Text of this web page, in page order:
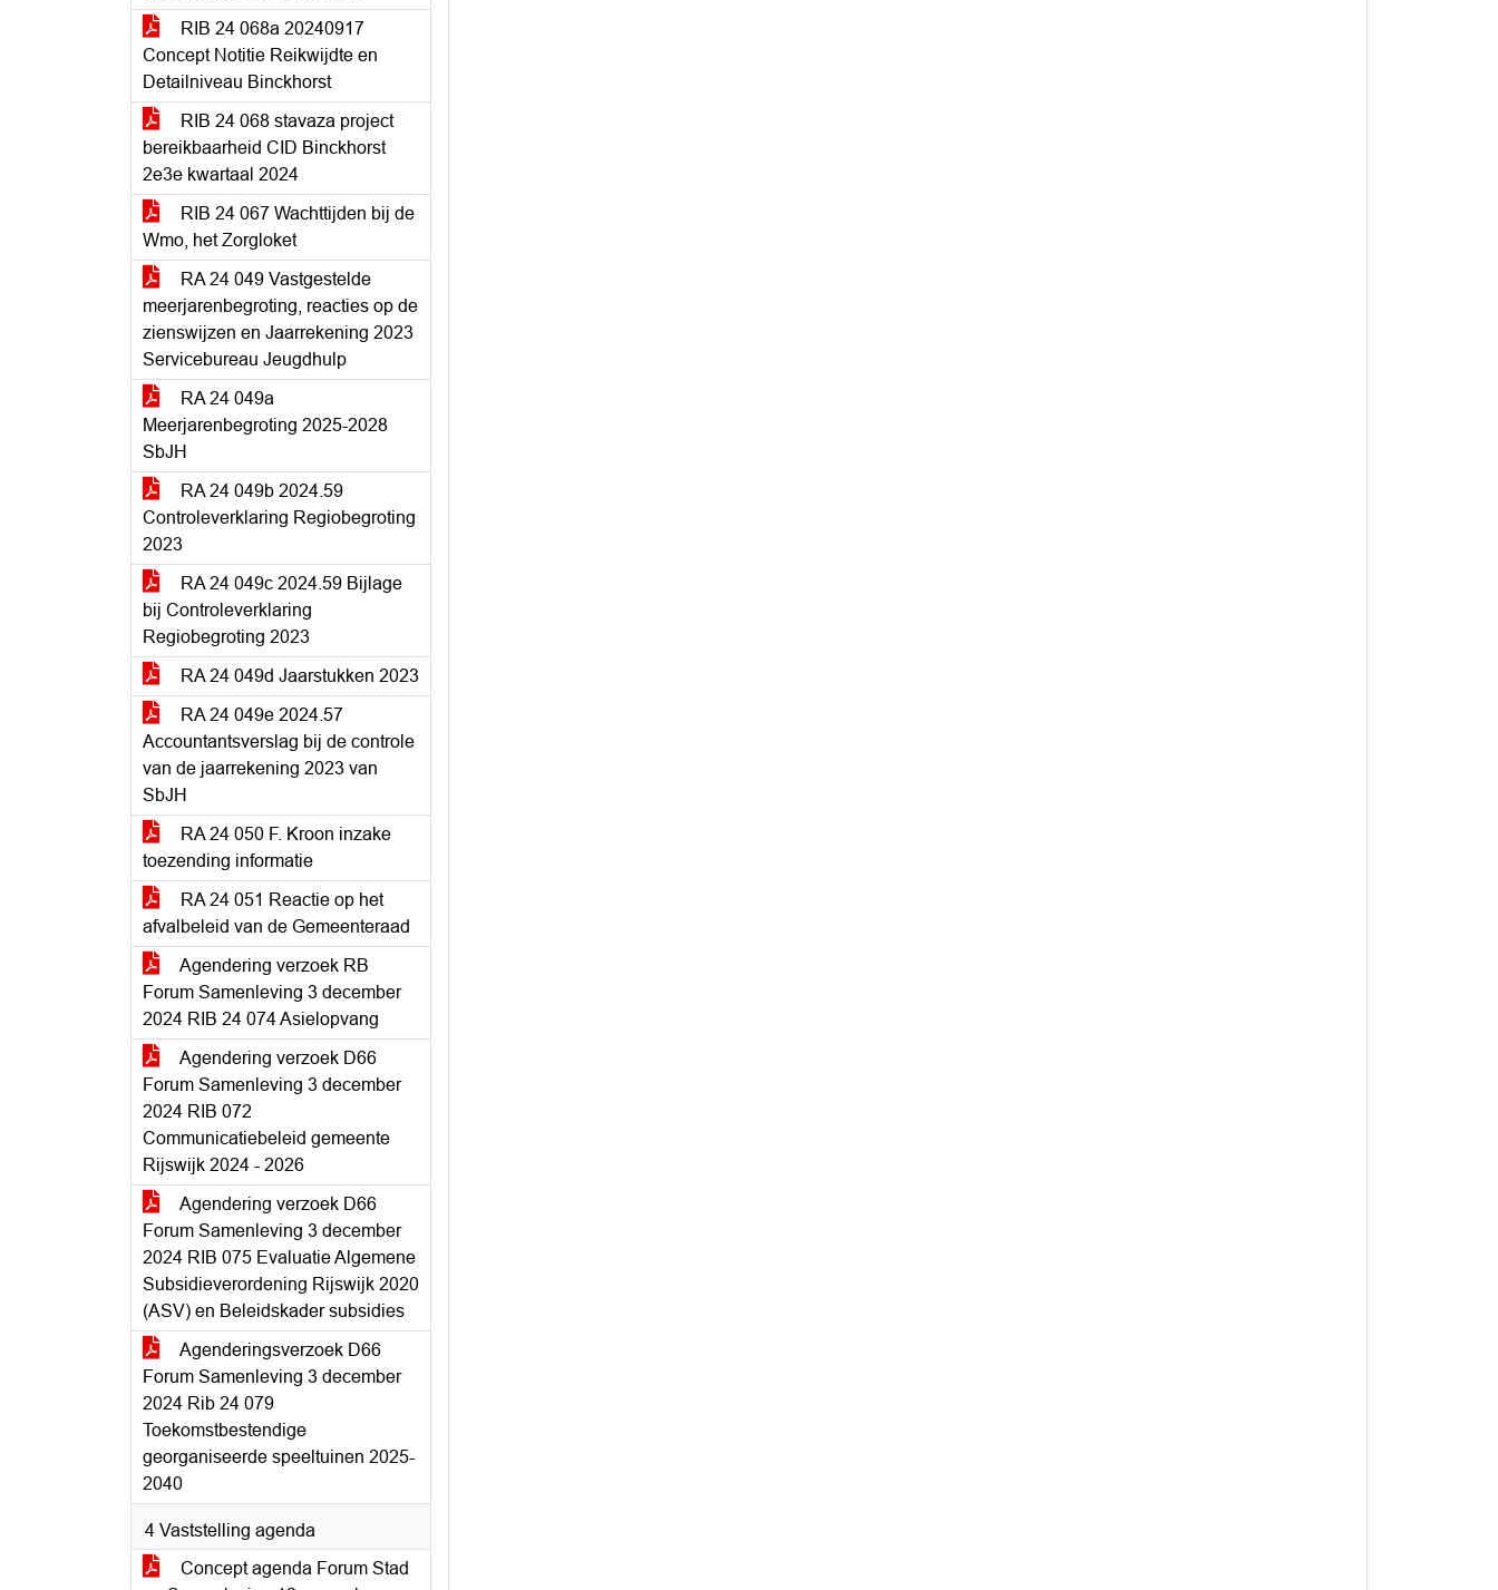
RIB 24 068a 20240917
Concept Notitie Reikwijdte en
Detailniveau Binckhorst
RIB 24 068 stavaza project
bereikbaarheid CID Binckhorst
2e3e kwartaal 2024
RIB 24 067 Wachttijden bij de
Wmo, het Zorgloket
RA 24 049 Vastgestelde
meerjarenbegroting, reacties op de
zienswijzen en Jaarrekening 2023
Servicebureau Jeugdhulp
RA 24 049a
Meerjarenbegroting 2025-2028
SbJH
RA 24 049b 2024.59
Controleverklaring Regiobegroting
2023
RA 24 049c 2024.59 Bijlage
bij Controleverklaring
Regiobegroting 2023
RA 24 049d Jaarstukken 2023
RA 24 049e 2024.57
Accountantsverslag bij de controle
van de jaarrekening 2023 van
SbJH
RA 24 050 F. Kroon inzake
toezending informatie
RA 24 051 Reactie op het
afvalbeleid van de Gemeenteraad
Agendering verzoek RB
Forum Samenleving 3 december
2024 RIB 24 074 Asielopvang
Agendering verzoek D66
Forum Samenleving 3 december
2024 RIB 072
Communicatiebeleid gemeente
Rijswijk 2024 - 2026
Agendering verzoek D66
Forum Samenleving 3 december
2024 RIB 075 Evaluatie Algemene
Subsidieverordening Rijswijk 2020
(ASV) en Beleidskader subsidies
Agenderingsverzoek D66
Forum Samenleving 3 december
2024 Rib 24 079
Toekomstbestendige
georganiseerde speeltuinen 2025-
2040
4 Vaststelling agenda
Concept agenda Forum Stad